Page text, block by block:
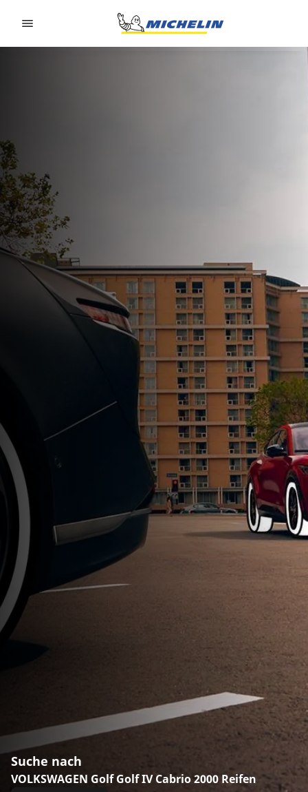
Suche nach
VOLKSWAGEN Golf Golf IV Cabrio 2000 Reifen